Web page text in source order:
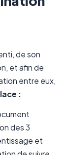
de son
et afin de
entre eux,
:
des 3
et